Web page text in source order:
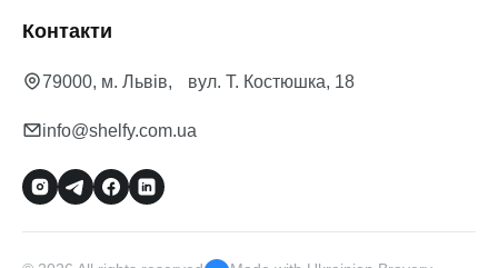
Контакти
79000, м. Львів, вул. Т. Костюшка, 18
info@shelfy.com.ua